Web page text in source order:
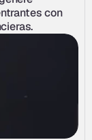
con